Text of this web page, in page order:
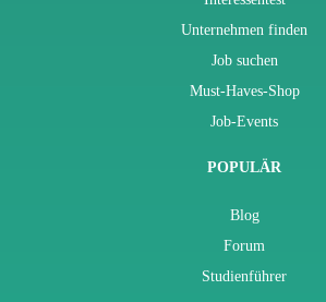
Unternehmen finden
Job suchen
Must-Haves-Shop
Job-Events
POPULÄR
Blog
Forum
Studienführer